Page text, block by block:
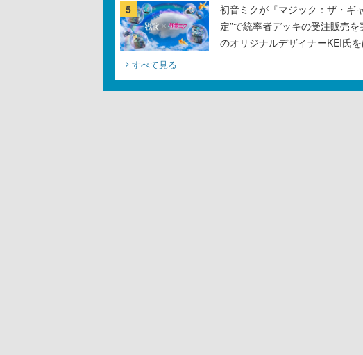
5
初音ミクが『マジック：ザ・ギ
定”で統率者デッキの受注販売
のオリジナルデザイナーKEI氏
すべて見る